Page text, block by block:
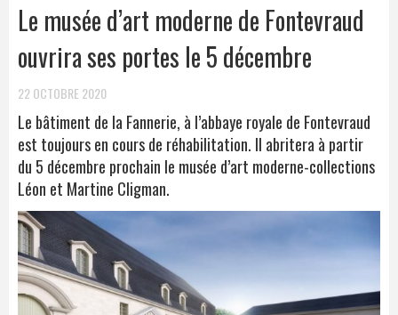
Le musée d’art moderne de Fontevraud
ouvrira ses portes le 5 décembre
22 OCTOBRE 2020
Le bâtiment de la Fannerie, à l’abbaye royale de Fontevraud
est toujours en cours de réhabilitation. Il abritera à partir
du 5 décembre prochain le musée d’art moderne-collections
Léon et Martine Cligman.